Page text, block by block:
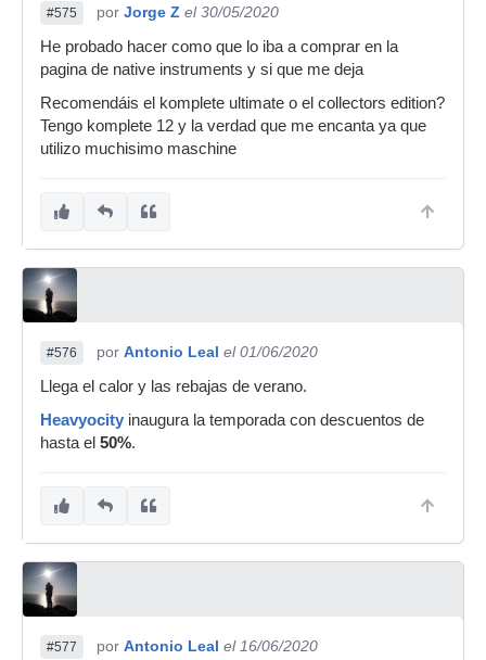
#575 por Jorge Z el 30/05/2020
He probado hacer como que lo iba a comprar en la
pagina de native instruments y si que me deja
Recomendáis el komplete ultimate o el collectors edition?
Tengo komplete 12 y la verdad que me encanta ya que
utilizo muchisimo maschine
#576 por Antonio Leal el 01/06/2020
Llega el calor y las rebajas de verano.
Heavyocity inaugura la temporada con descuentos de
hasta el 50%.
#577 por Antonio Leal el 16/06/2020